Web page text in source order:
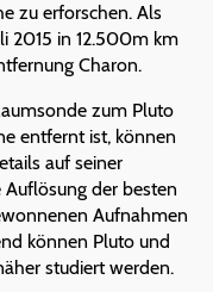
zu erforschen. Als
2015 in 12.500m km
Charon.
zum Pluto
entfernt ist, können
auf seiner
der besten
Aufnahmen
können Pluto und
studiert werden.